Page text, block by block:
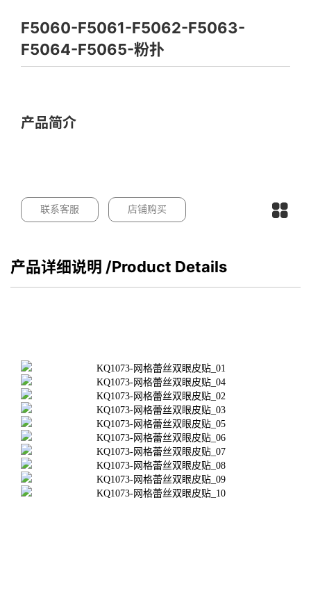
F5060-F5061-F5062-F5063-
F5064-F5065-粉扑
产品简介
联系客服 店铺购买
产品详细说明 /Product Details